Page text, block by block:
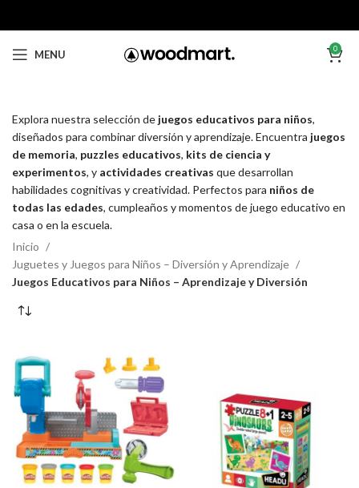
MENU 0
Explora nuestra selección de juegos educativos para niños,
diseñados para combinar diversión y aprendizaje. Encuentra juegos
de memoria, puzzles educativos, kits de ciencia y
experimentos, y actividades creativas que desarrollan
habilidades cognitivas y creatividad. Perfectos para niños de
todas las edades, cumpleaños y momentos de juego educativo en
casa o en la escuela.
Inicio
Juguetes y Juegos para Niños – Diversión y Aprendizaje
Juegos Educativos para Niños – Aprendizaje y Diversión